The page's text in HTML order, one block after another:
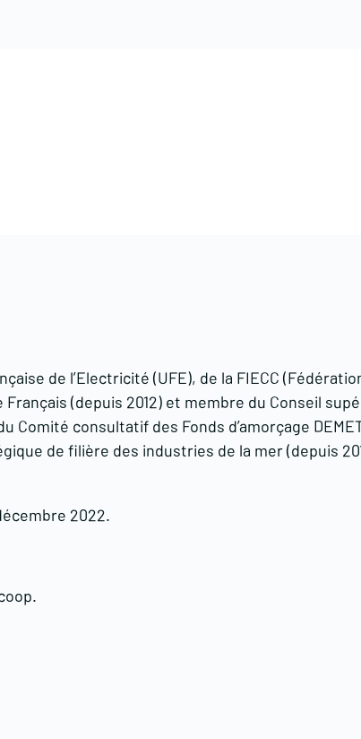
de l’Electricité (UFE), de la FIECC
(depuis 2012) et membre du Conseil
Comité consultatif des Fonds d’amorçage
de filière des industries de la mer (depuis
2022.